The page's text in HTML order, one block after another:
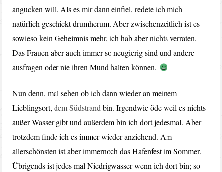
angucken will. Als es mir dann einfiel, redete ich mich
natürlich geschickt drumherum. Aber zwischenzeitlich ist es
sowieso kein Geheimnis mehr, ich hab aber nichts verraten.
Das Frauen aber auch immer so neugierig sind und andere
ausfragen oder nie ihren Mund halten können.
Nun denn, mal sehen ob ich dann wieder an meinem
Lieblingsort,dem Südstrand bin. Irgendwie öde weil es nichts
außer Wasser gibt und außerdem bin ich dort jedesmal. Aber
trotzdem finde ich es immer wieder anziehend. Am
allerschönsten ist aber immernoch das Hafenfest im Sommer.
Übrigends ist jedes mal Niedrigwasser wenn ich dort bin; so